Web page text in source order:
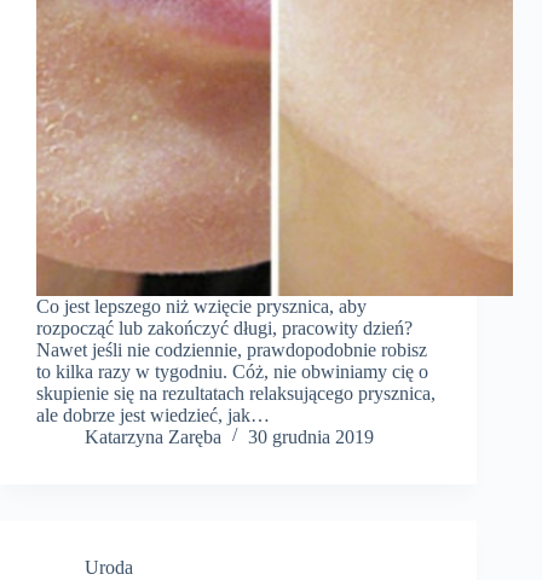
Co jest lepszego niż wzięcie prysznica, aby
rozpocząć lub zakończyć długi, pracowity dzień?
Nawet jeśli nie codziennie, prawdopodobnie robisz
to kilka razy w tygodniu. Cóż, nie obwiniamy cię o
skupienie się na rezultatach relaksującego prysznica,
ale dobrze jest wiedzieć, jak…
Katarzyna Zaręba
30 grudnia 2019
Uroda